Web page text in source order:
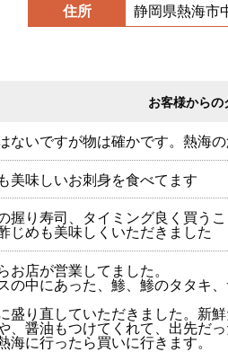
住所
静岡県熱海市
お客様からの
ないですが物は確かです。熱海
美味しいお刺身を食べてます
握り寿司、タイミング良く買うこ
じめも美味しくいただきました
お店が営業してました。
の中にあった、鯵、鯵のタタキ
盛り直していただきました。新
、醤油もつけてくれて、出先だっ
海に行ったら買いに行きます。